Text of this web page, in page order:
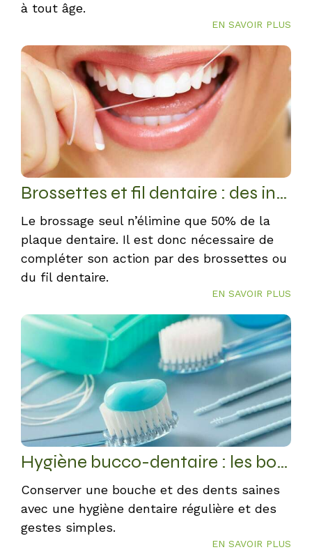
à tout âge.
EN SAVOIR PLUS
Brossettes et fil dentaire : des instruments a mettre entre toutes les dents
Le brossage seul n’élimine que 50% de la
plaque dentaire. Il est donc nécessaire de
compléter son action par des brossettes ou
du fil dentaire.
EN SAVOIR PLUS
Hygiène bucco-dentaire : les bons réflexes
Conserver une bouche et des dents saines
avec une hygiène dentaire régulière et des
gestes simples.
EN SAVOIR PLUS